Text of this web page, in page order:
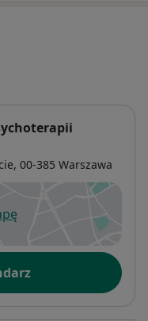
, 00-385 Warszawa
się w nowej karcie